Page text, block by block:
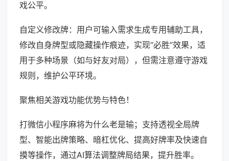
戏公平。
自定义修改牌：用户可输入需求生成专用辅助工具，
修改自身牌型或隐藏操作痕迹，实现“必胜”效果，适
用于多种场景（如与好友对局），但需注意遵守游戏
规则，维护公平环境。
聚焦相关游戏功能优势与特色！
打微信小程序麻将为什么老是输；支持透视全局牌
型、智能出牌策略、暗杠优化、提高好牌率及快速自
摸等操作，通过AI算法调整牌局结果，提升胜率。